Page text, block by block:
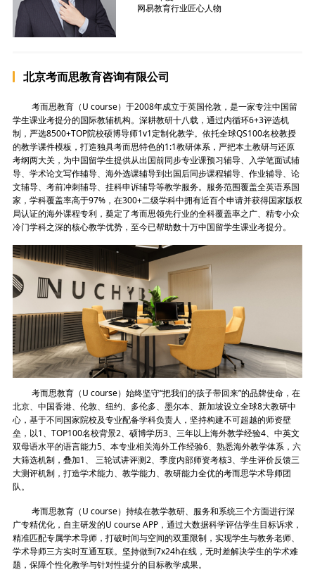
网易教育行业匠心人物
北京考而思教育咨询有限公司
考而思教育（U course）于2008年成立于英国伦敦，是一家专注中国留
学生课业考提分的国际教辅机构。深耕教研十八载，通过内循环6+3评选机
制，严选8500+TOP院校硕博导师1v1定制化教学。依托全球QS100名校教授
的教学课件模板，打造独具考而思特色的1:1教研体系，严把本土教研与还原
考纲两大关，为中国留学生提供从出国前同步专业课预习辅导、入学笔面试辅
导、学术论文写作辅导、海外选课辅导到出国后同步课程辅导、作业辅导、论
文辅导、考前冲刺辅导、挂科申诉辅导等教学服务。服务范围覆盖全英语系国
家，学科覆盖率高于97%，在300+二级学科中拥有近百个申请并获得国家版权
局认证的海外课程专利，奠定了考而思领先行业的全科覆盖率之广、精专小众
冷门学科之深的核心教学优势，至今已帮助数十万中国留学生课业考提分。
考而思教育（U course）始终坚守“把我们的孩子带回来”的品牌使命，在
北京、中国香港、伦敦、纽约、多伦多、墨尔本、新加坡设立全球8大教研中
心，基于不同国家院校及专业配备学科负责人，坚持构建不可超越的师资壁
垒，以1、TOP100名校背景2、硕博学历3、三年以上海外教学经验4、中英文
双母语水平的语言能力5、本专业相关海外工作经验6、熟悉海外教学体系，六
大筛选机制，叠加1、 三轮试讲评测2、季度内部师资考核3、学生评价反馈三
大测评机制，打造学术能力、教学能力、教研能力全优的考而思学术导师团
队。
考而思教育（U course）持续在教学教研、服务和系统三个方面进行深
广专精优化，自主研发的U course APP，通过大数据科学评估学生目标诉求，
精准匹配专属学术导师，打破时间与空间的双重限制，实现学生与教务老师、
学术导师三方实时互通互联。坚持做到7x24h在线，无时差解决学生的学术难
题，保障个性化教学与针对性提分的目标教学成果。